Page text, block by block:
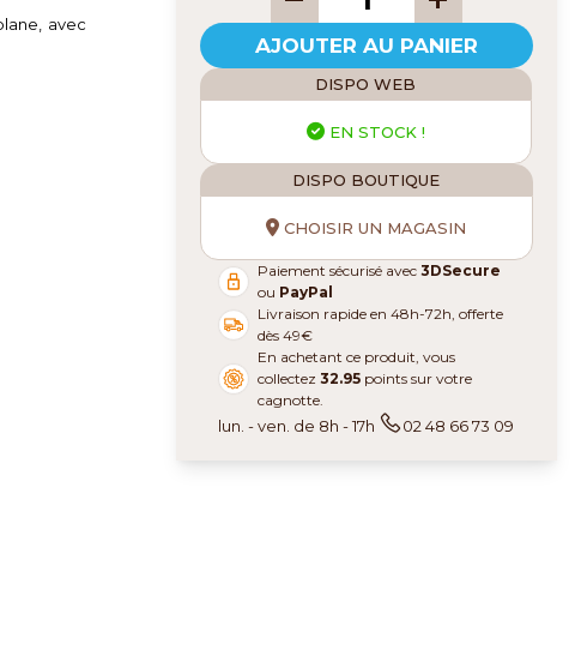
avec
AJOUTER AU PANIER
DISPO WEB
EN STOCK !
DISPO BOUTIQUE
CHOISIR UN MAGASIN
Paiement sécurisé avec3DSecure
ou PayPal
Livraison rapide en 48h-72h, offerte
dès 49€
En achetant ce produit, vous
collectez32.95 points sur votre
cagnotte.
lun. - ven. de 8h - 17h 02 48 66 73 09